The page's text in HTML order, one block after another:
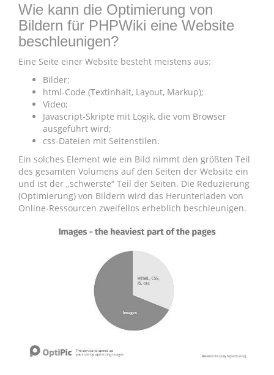
Wie kann die Optimierung von
Bildern für PHPWiki eine Website
beschleunigen?
Eine Seite einer Website besteht meistens aus:
Bilder;
html-Code (Textinhalt, Layout, Markup);
Video;
Javascript-Skripte mit Logik, die vom Browser
ausgeführt wird;
css-Dateien mit Seitenstilen.
Ein solches Element wie ein Bild nimmt den größten Teil
des gesamten Volumens auf den Seiten der Website ein
und ist der „schwerste“ Teil der Seiten. Die Reduzierung
(Optimierung) von Bildern wird das Herunterladen von
Online-Ressourcen zweifellos erheblich beschleunigen.